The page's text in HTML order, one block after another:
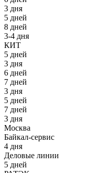
3 дня
5 дней
8 дней
3-4 дня
КИТ
5 дней
3 дня
6 дней
7 дней
3 дня
5 дней
7 дней
3 дня
Москва
Байкал-сервис
4 дня
Деловые линии
5 дней